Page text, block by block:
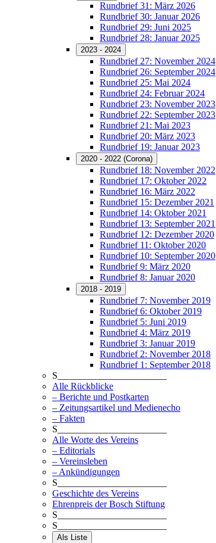
Rundbrief 31: März 2026
Rundbrief 30: Januar 2026
Rundbrief 29: Juni 2025
Rundbrief 28: Januar 2025
2023 - 2024
Rundbrief 27: November 2024
Rundbrief 26: September 2024
Rundbrief 25: Mai 2024
Rundbrief 24: Februar 2024
Rundbrief 23: November 2023
Rundbrief 22: September 2023
Rundbrief 21: Mai 2023
Rundbrief 20: März 2023
Rundbrief 19: Januar 2023
2020 - 2022 (Corona)
Rundbrief 18: November 2022
Rundbrief 17: Oktober 2022
Rundbrief 16: März 2022
Rundbrief 15: Dezember 2021
Rundbrief 14: Oktober 2021
Rundbrief 13: September 2021
Rundbrief 12: Dezember 2020
Rundbrief 11: Oktober 2020
Rundbrief 10: September 2020
Rundbrief 9: März 2020
Rundbrief 8: Januar 2020
2018 - 2019
Rundbrief 7: November 2019
Rundbrief 6: Oktober 2019
Rundbrief 5: Juni 2019
Rundbrief 4: März 2019
Rundbrief 3: Januar 2019
Rundbrief 2: November 2018
Rundbrief 1: September 2018
S_______________________
Alle Rückblicke
– Berichte und Postkarten
– Zeitungsartikel und Medienecho
– Fakten
S_______________________
Alle Worte des Vereins
– Editorials
– Vereinsleben
– Ankündigungen
S_______________________
Geschichte des Vereins
Ehrenpreis der Bosch Stiftung
S_______________________
S_______________________
Als Liste